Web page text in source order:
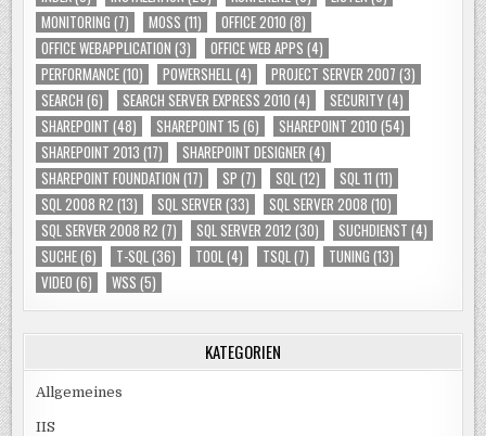
MONITORING (7) MOSS (11) OFFICE 2010 (8)
OFFICE WEBAPPLICATION (3) OFFICE WEB APPS (4)
PERFORMANCE(10) POWERSHELL (4) PROJECT SERVER 2007 (3)
SEARCH (6) SEARCH SERVER EXPRESS 2010 (4) SECURITY(4)
SHAREPOINT (48) SHAREPOINT 15 (6) SHAREPOINT 2010 (54)
SHAREPOINT 2013 (17) SHAREPOINT DESIGNER (4)
SHAREPOINT FOUNDATION (17) SP (7) SQL (12) SQL 11 (11)
SQL 2008 R2 (13) SQL SERVER (33) SQL SERVER 2008 (10)
SQL SERVER 2008 R2 (7) SQL SERVER 2012 (30) SUCHDIENST (4)
SUCHE(6) T-SQL (36) TOOL (4) TSQL (7) TUNING (13)
VIDEO (6) WSS (5)
KATEGORIEN
Allgemeines
IIS